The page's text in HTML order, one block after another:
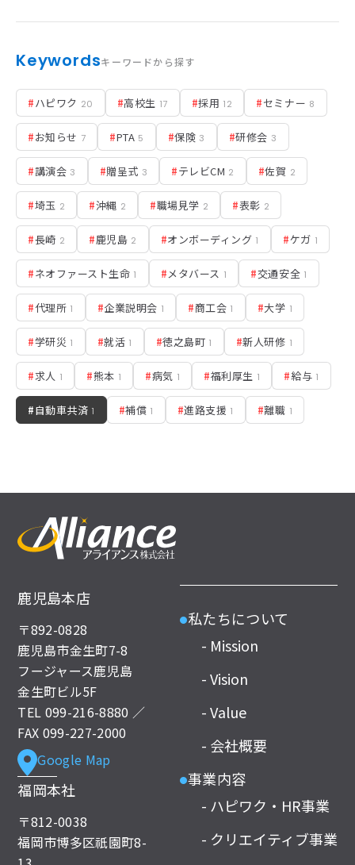
Keywordsキーワードから探す
#ハピワク 20 #高校生 17 #採用 12 #セミナー 8
#お知らせ 7 #PTA 5 #保険 3 #研修会 3
#講演会 3 #贈呈式 3 #テレビCM 2 #佐賀 2
#埼玉 2 #沖縄 2 #職場見学 2 #表彰 2
#長崎 2 #鹿児島 2 #オンボーディング 1 #ケガ 1
#ネオファースト生命 1 #メタバース 1 #交通安全 1
#代理所 1 #企業説明会 1 #商工会 1 #大学 1
#学研災 1 #就活 1 #徳之島町 1 #新人研修 1
#求人 1 #熊本 1 #病気 1 #福利厚生 1 #給与 1
#自動車共済 1 #補償 1 #進路支援 1 #離職 1
鹿児島本店
〒892-0828
鹿児島市金生町7-8
フージャース鹿児島
金生町ビル5F
TEL 099-216-8880 ／
FAX 099-227-2000
Google Map
福岡本社
〒812-0038
福岡市博多区祇園町8-
●私たちについて
- Mission
- Vision
- Value
- 会社概要
●事業内容
- ハピワク・HR事業
- クリエイティブ事業